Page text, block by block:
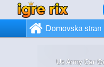
Domovska stran
Us Army Car